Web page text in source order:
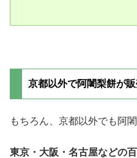
京都以外で阿闍梨餅が
もちろん、京都以外でも阿
東京・大阪・名古屋などの